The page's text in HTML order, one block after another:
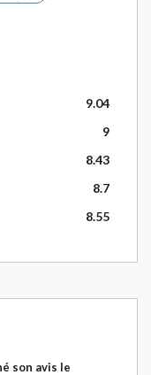
9.04
9
8.43
8.7
8.55
son avis le